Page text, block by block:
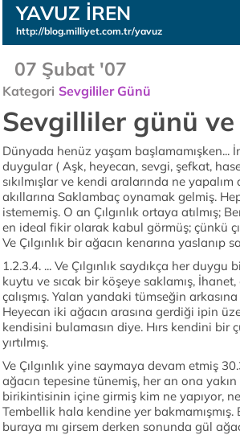
YAVUZ İREN
http://blog.milliyet.com.tr/yavuz
07 Şubat '07
Kategori Sevgililer Günü
Sevgilliler günü
Dünyada henüz yaşam başlamamışken...
duygular ( Aşk, heyecan, sevgi, şefkat,
sıkılmışlar ve kendi aralarında ne
akıllarına Saklambaç oynamak gelmiş.
istememiş. O an Çılgınlık ortaya atılmış;
en ideal fikir olarak kabul görmüş; çünkü
Ve Çılgınlık bir ağacın kenarına yaslanıp
1.2.3.4. ... Ve Çılgınlık saydıkça her
kuytu ve sıcak bir köşeye saklamış,
çalışmış. Yalan yandaki tümseğin
Heyecan iki ağacın arasına gerdiği ipin
kendisini bulamasın diye. Hırs kendini bir
yırtılmış.
Ve Çılgınlık yine saymaya devam etmiş
ağacın tepesine tünemiş, her an ona
birikintisinin içine girmiş kim ne yapıyor,
Tembellik hala kendine yer
buraya mı girsem derken sonunda gül